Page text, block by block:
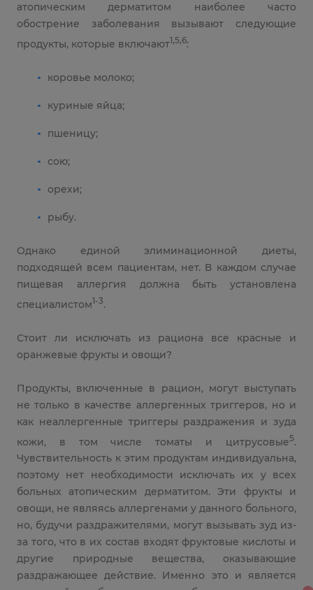
атопическим дерматитом наиболее часто
обострение заболевания вызывают следующие
продукты, которые включают1,5,6:
коровье молоко;
куриные яйца;
пшеницу;
сою;
орехи;
рыбу.
Однако единой элиминационной диеты,
подходящей всем пациентам, нет. В каждом случае
пищевая аллергия должна быть установлена
специалистом1-3.
Стоит ли исключать из рациона все красные и
оранжевые фрукты и овощи?
Продукты, включенные в рацион, могут выступать
не только в качестве аллергенных триггеров, но и
как неаллергенные триггеры раздражения и зуда
кожи, в том числе томаты и цитрусовые5.
Чувствительность к этим продуктам индивидуальна,
поэтому нет необходимости исключать их у всех
больных атопическим дерматитом. Эти фрукты и
овощи, не являясь аллергенами у данного больного,
но, будучи раздражителями, могут вызывать зуд из-
за того, что в их состав входят фруктовые кислоты и
другие природные вещества, оказывающие
раздражающее действие. Именно это и является